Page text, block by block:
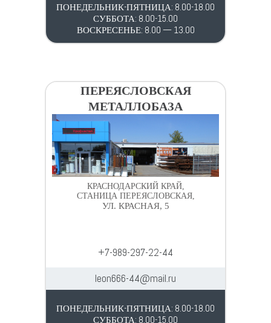
ПОНЕДЕЛЬНИК-ПЯТНИЦА: 8.00-18.00
СУББОТА: 8.00-15.00
ВОСКРЕСЕНЬЕ: 8.00 — 13.00
ПЕРЕЯСЛОВСКАЯ
МЕТАЛЛОБАЗА
КРАСНОДАРСКИЙ КРАЙ,
СТАНИЦА ПЕРЕЯСЛОВСКАЯ,
УЛ. КРАСНАЯ, 5
+7-989-297-22-44
leon666-44@mail.ru
ПОНЕДЕЛЬНИК-ПЯТНИЦА: 8.00-18.00
СУББОТА: 8.00-15.00